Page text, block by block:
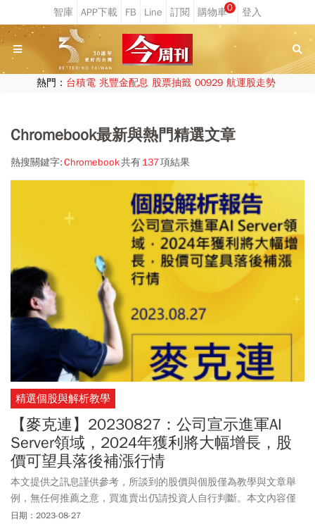
0
熱門： 台積電 兆豐金配息 股票抽籤 00929 航運股走勢
Chromebook最新與熱門精選文章
熱搜關鍵字:Chromebook共有137項結果
精選個股與解析教學
【麥克連】20230827：公司宣示進軍AI
Server領域，2024年獲利將大幅增長，股
價可望具落後補漲行情
本文提供之訊息謹供參考，所談到的股價與個股僅為教學與文章舉
例，無任何推薦之意，買進賣出仍請投資人自行判斷。本文內容僅
供訂閱戶本人使用，非經授權嚴禁任何翻印、轉載，或以任何型態
日期：2023-08-27